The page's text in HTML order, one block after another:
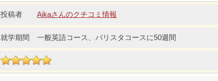
Aikaさんのクチコミ情報
一般英語コース、バリスタコースに50週間